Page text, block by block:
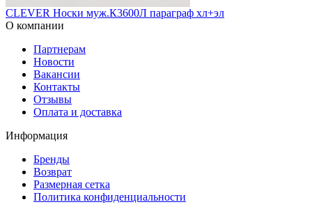
CLEVER Носки муж.К3600Л параграф хл+эл
О компании
Партнерам
Новости
Вакансии
Контакты
Отзывы
Оплата и доставка
Информация
Бренды
Возврат
Размерная сетка
Политика конфиденциальности